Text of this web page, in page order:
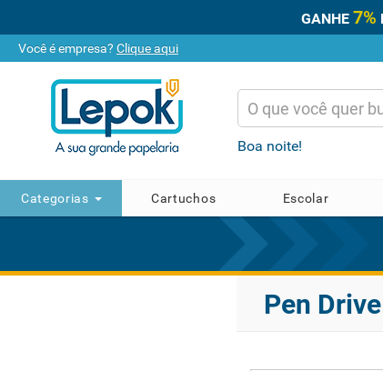
GANHE 7%
Você é empresa? Clique aqui
Boa noite!
Categorias Cartuchos Escolar
Pen